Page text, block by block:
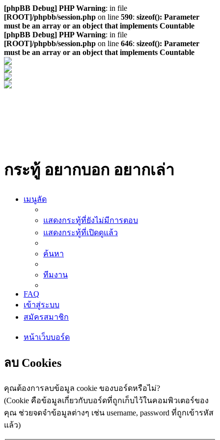
[phpBB Debug] PHP Warning: in file
[ROOT]/phpbb/session.php on line 590: sizeof(): Parameter
must be an array or an object that implements Countable
[phpBB Debug] PHP Warning: in file
[ROOT]/phpbb/session.php on line 646: sizeof(): Parameter
must be an array or an object that implements Countable
กระทู้ อยากบอก อยากเล่า
เมนูลัด
แสดงกระทู้ที่ยังไม่มีการตอบ
แสดงกระทู้ที่เปิดดูแล้ว
ค้นหา
ทีมงาน
FAQ
เข้าสู่ระบบ
สมัครสมาชิก
หน้าเว็บบอร์ด
ลบ Cookies
คุณต้องการลบข้อมูล cookie ของบอร์ดหรือไม่?
(Cookie คือข้อมูลเกี่ยวกับบอร์ดที่ถูกเก็บไว้ในคอมพิวเตอร์ของ
คุณ ช่วยจดจำข้อมูลต่างๆ เช่น username, password ที่ถูกเข้ารหัส
แล้ว)